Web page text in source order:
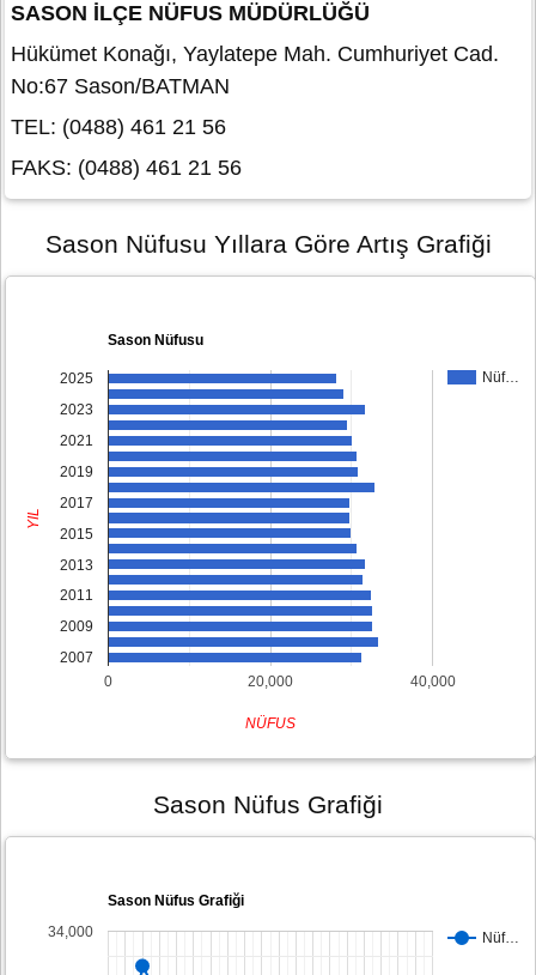
SASON İLÇE NÜFUS MÜDÜRLÜĞÜ
Hükümet Konağı, Yaylatepe Mah. Cumhuriyet Cad.
No:67 Sason/BATMAN
TEL: (0488) 461 21 56
FAKS: (0488) 461 21 56
Sason Nüfusu Yıllara Göre Artış Grafiği
Sason Nüfusu
Nüf…
0 20,000 40,000
2025
2023
2021
2019
2017
2015
2013
2011
2009
2007
NÜFUS
YIL
Sason Nüfus Grafiği
Sason Nüfus Grafiği
Nüf…
34,000